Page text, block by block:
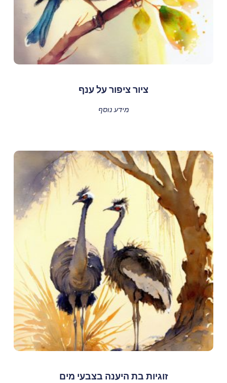
ציור ציפור על ענף
מידע נוסף
זוגיות בת היענה בצבעי מים